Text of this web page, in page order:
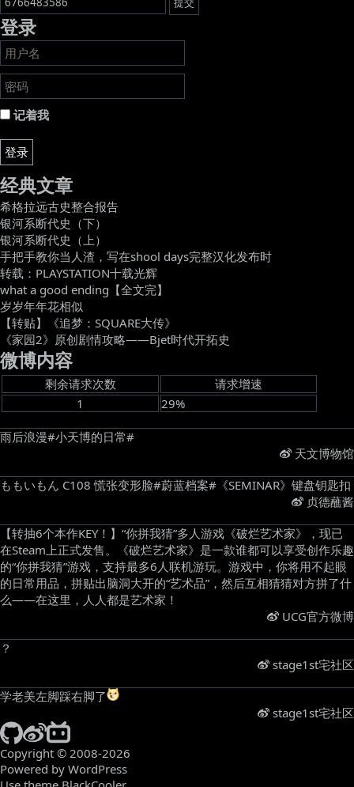
登录
记着我
登录
经典文章
希格拉远古史整合报告
银河系断代史（下）
银河系断代史（上）
手把手教你当人渣，写在shool days完整汉化发布时
转载：PLAYSTATION十载光辉
what a good ending【全文完】
岁岁年年花相似
【转贴】《追梦：SQUARE大传》
《家园2》原创剧情攻略——Bjet时代开拓史
微博内容
剩余请求次数
请求增速
1
29%
雨后浪漫#小天博的日常# ​
天文博物馆
ももいもん C108 慌张变形脸#蔚蓝档案#《SEMINAR》键盘钥匙扣 ​
贞德蘸酱
【转抽6个本作KEY！】“你拼我猜”多人游戏《破烂艺术家》，现已
在Steam上正式发售。《破烂艺术家》是一款谁都可以享受创作乐趣
的“你拼我猜”游戏，支持最多6人联机游玩。游戏中，你将用不起眼
的日常用品，拼贴出脑洞大开的“艺术品”，然后互相猜猜对方拼了什
么——在这里，人人都是艺术家！ ​
UCG官方微博
？ ​
stage1st宅社区
学老美左脚踩右脚了
stage1st宅社区
Copyright © 2008-2026
Powered by WordPress